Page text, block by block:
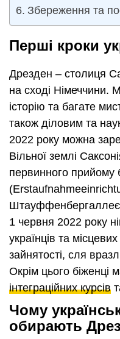
Збереження та
Перші кроки
Дрезден – столиця
на сході Німеччини.
історію та багате
також діловим та
2022 року можна
Вільної землі
первинного прийому
1 червня 2022 року
українців та
зайнятості, cля
Окрім цього біженці
інтеграційних курсів
Чому
обирають